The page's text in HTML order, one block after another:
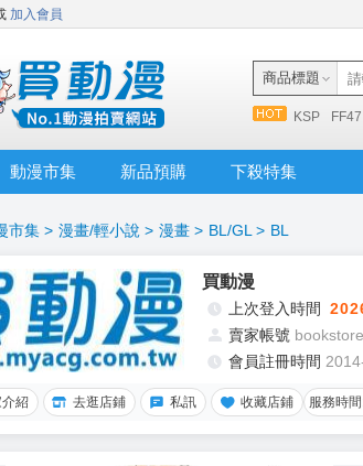
加入會員
商品標題
KSP FF47
動漫市集 新品預購 下殺特集
市集 > 漫畫/輕小說 > 漫畫 > BL/GL > BL
買動漫
上次登入時間
賣家帳號 bookstore
會員註冊時間
紹 去逛店鋪 私訊 收藏店鋪 服務時